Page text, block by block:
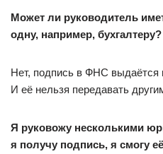
Может ли руководитель
одну, например, бухгалтеру?
Нет, подпись в ФНС выдаётся
И её нельзя передавать
Я руковожу несколькими
я получу подпись, я смогу